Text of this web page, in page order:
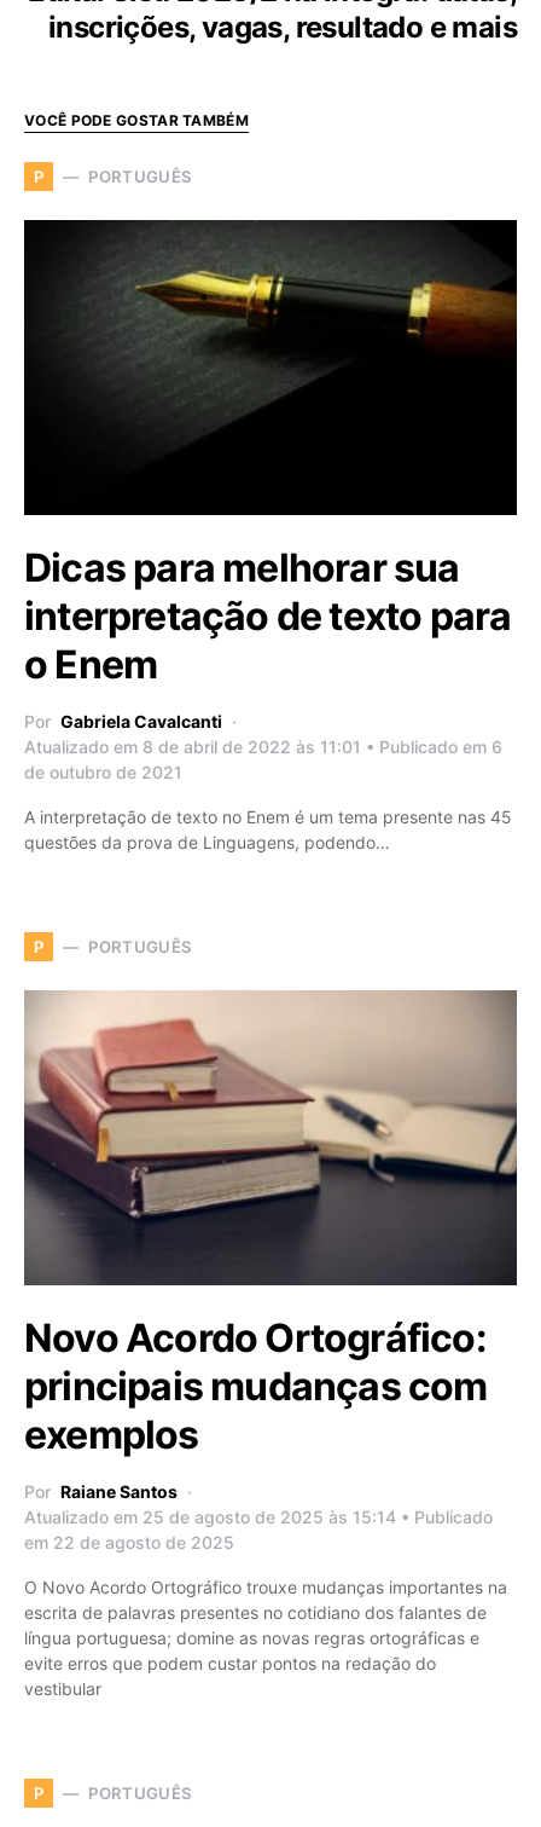
inscrições, vagas, resultado e mais
VOCÊ PODE GOSTAR TAMBÉM
P PORTUGUÊS
Dicas para melhorar sua
interpretação de texto para
o Enem
Por Gabriela Cavalcanti
Atualizado em 8 de abril de 2022 às 11:01 • Publicado em 6
de outubro de 2021
A interpretação de texto no Enem é um tema presente nas 45
questões da prova de Linguagens, podendo…
P PORTUGUÊS
Novo Acordo Ortográfico:
principais mudanças com
exemplos
Por Raiane Santos
Atualizado em 25 de agosto de 2025 às 15:14 • Publicado
em 22 de agosto de 2025
O Novo Acordo Ortográfico trouxe mudanças importantes na
escrita de palavras presentes no cotidiano dos falantes de
língua portuguesa; domine as novas regras ortográficas e
evite erros que podem custar pontos na redação do
vestibular
P PORTUGUÊS